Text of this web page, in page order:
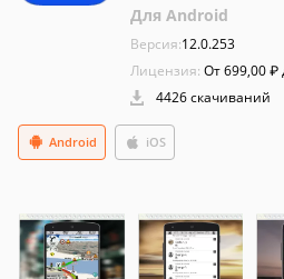
Для Android
Версия:12.0.253
Лицензия: От 699,00 ₽
4426 скачиваний
Android iOS